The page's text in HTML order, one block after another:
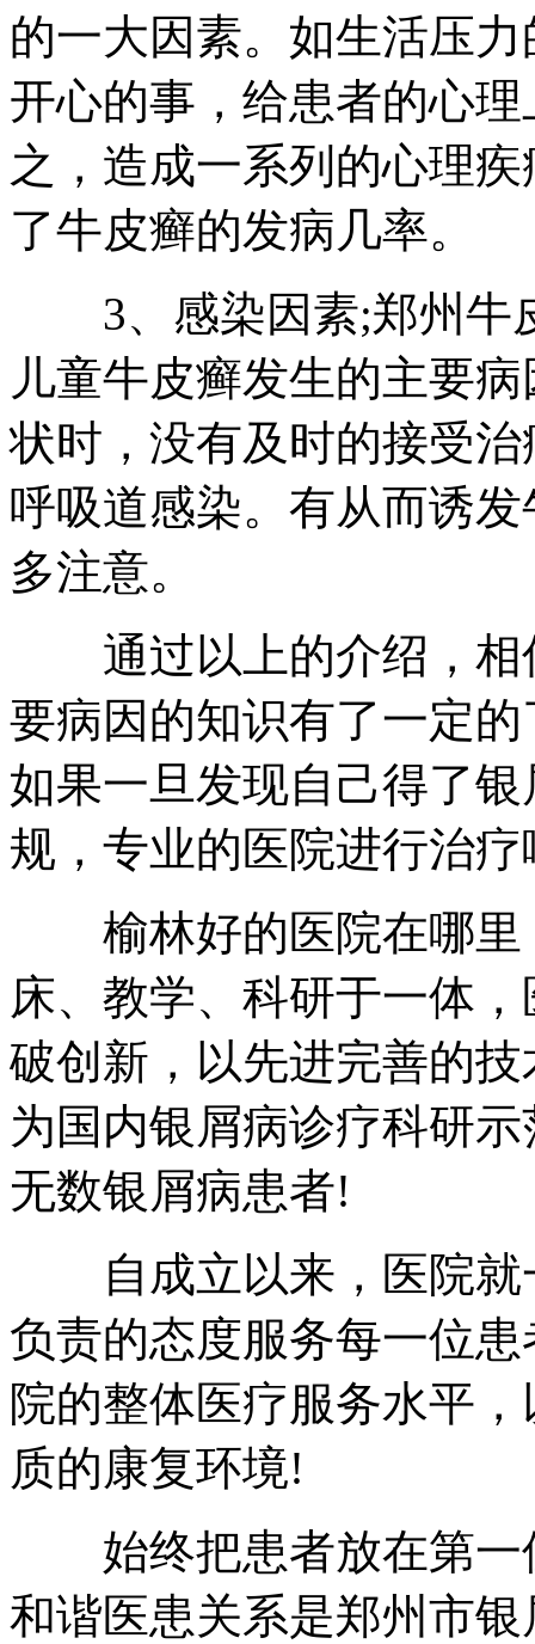
的一大因素。如生活压
开心的事，给患者的心
之，造成一系列的心理
了牛皮癣的发病几率。
3、感染因素;郑州牛
儿童牛皮癣发生的主要
状时，没有及时的接受
呼吸道感染。有从而诱
多注意。
通过以上的介绍，相
要病因的知识有了一定
如果一旦发现自己得了
规，专业的医院进行治疗
榆林好的医院在哪里
床、教学、科研于一体
破创新，以先进完善的
为国内银屑病诊疗科研
无数银屑病患者!
自成立以来，医院就
负责的态度服务每一位
院的整体医疗服务水平
质的康复环境!
始终把患者放在第一
和谐医患关系是郑州市